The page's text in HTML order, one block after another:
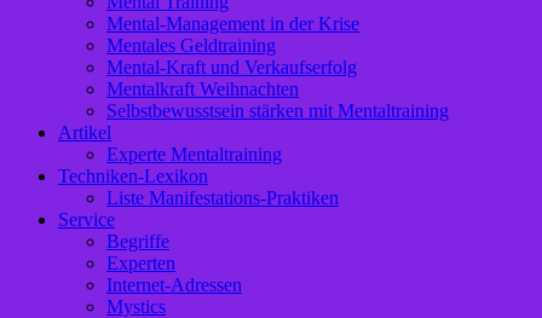
Mental-Management in der Krise
Mentales Geldtraining
Mental-Kraft und Verkaufserfolg
Mentalkraft Weihnachten
Selbstbewusstsein stärken mit Mentaltraining
Artikel
Experte Mentaltraining
Techniken-Lexikon
Liste Manifestations-Praktiken
Service
Begriffe
Experten
Internet-Adressen
Mystics